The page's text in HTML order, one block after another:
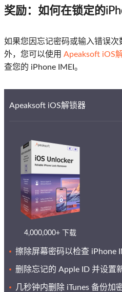
奖励：如何在锁定的
如果您因忘记密码或输入错误次
外，您可以使用 Apeaksoft iOS
查您的 iPhone IMEI。
Apeaksoft iOS解锁器
4,000,000+ 下载
擦除屏幕密码以检查 iPhone
删除忘记的 Apple ID 并设置
几秒钟内删除 iTunes 备份加密